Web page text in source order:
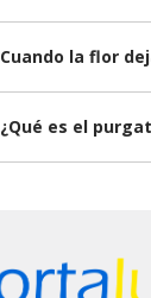
Cuando la flor
¿Qué es el